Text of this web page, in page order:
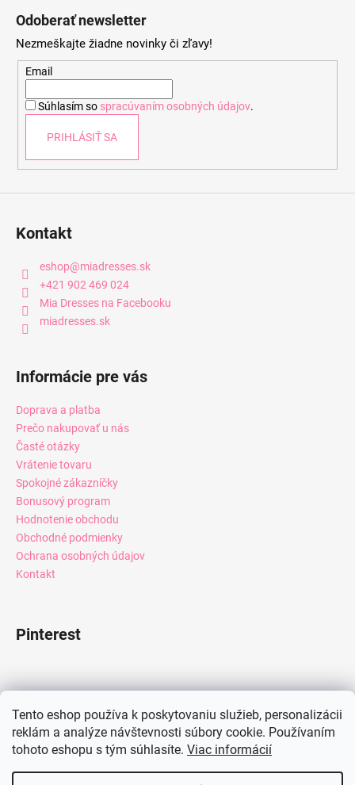
Tento eshop používa k poskytovaniu služieb, personalizácii
reklám a analýze návštevnosti súbory cookie. Používaním
tohoto eshopu s tým súhlasíte. Viac informácií
Odoberať newsletter
Nezmeškajte žiadne novinky či zľavy!
Email
Súhlasím so spracúvaním osobných údajov.
PRIHLÁSIŤ SA
Kontakt
eshop@miadresses.sk
+421 902 469 024
Mia Dresses na Facebooku
miadresses.sk
Informácie pre vás
Doprava a platba
Prečo nakupovať u nás
Časté otázky
Vrátenie tovaru
Spokojné zákazníčky
Bonusový program
Hodnotenie obchodu
Obchodné podmienky
Ochrana osobných údajov
Kontakt
Pinterest
Instagram